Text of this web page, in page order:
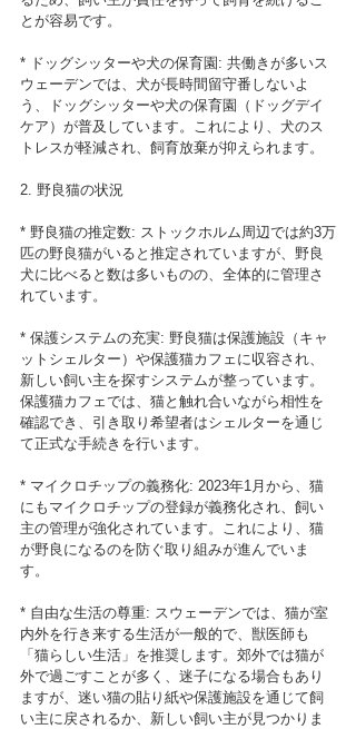
とが容易です。
* ドッグシッターや犬の保育園: 共働きが多いス
ウェーデンでは、犬が長時間留守番しないよ
う、ドッグシッターや犬の保育園（ドッグデイ
ケア）が普及しています。これにより、犬のス
トレスが軽減され、飼育放棄が抑えられます。
2. 野良猫の状況
* 野良猫の推定数: ストックホルム周辺では約3万
匹の野良猫がいると推定されていますが、野良
犬に比べると数は多いものの、全体的に管理さ
れています。
* 保護システムの充実: 野良猫は保護施設（キャ
ットシェルター）や保護猫カフェに収容され、
新しい飼い主を探すシステムが整っています。
保護猫カフェでは、猫と触れ合いながら相性を
確認でき、引き取り希望者はシェルターを通じ
て正式な手続きを行います。
* マイクロチップの義務化: 2023年1月から、猫
にもマイクロチップの登録が義務化され、飼い
主の管理が強化されています。これにより、猫
が野良になるのを防ぐ取り組みが進んでいま
す。
* 自由な生活の尊重: スウェーデンでは、猫が室
内外を行き来する生活が一般的で、獣医師も
「猫らしい生活」を推奨します。郊外では猫が
外で過ごすことが多く、迷子になる場合もあり
ますが、迷い猫の貼り紙や保護施設を通じて飼
い主に戻されるか、新しい飼い主が見つかりま